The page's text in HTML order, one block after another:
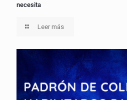
necesita
Leer más